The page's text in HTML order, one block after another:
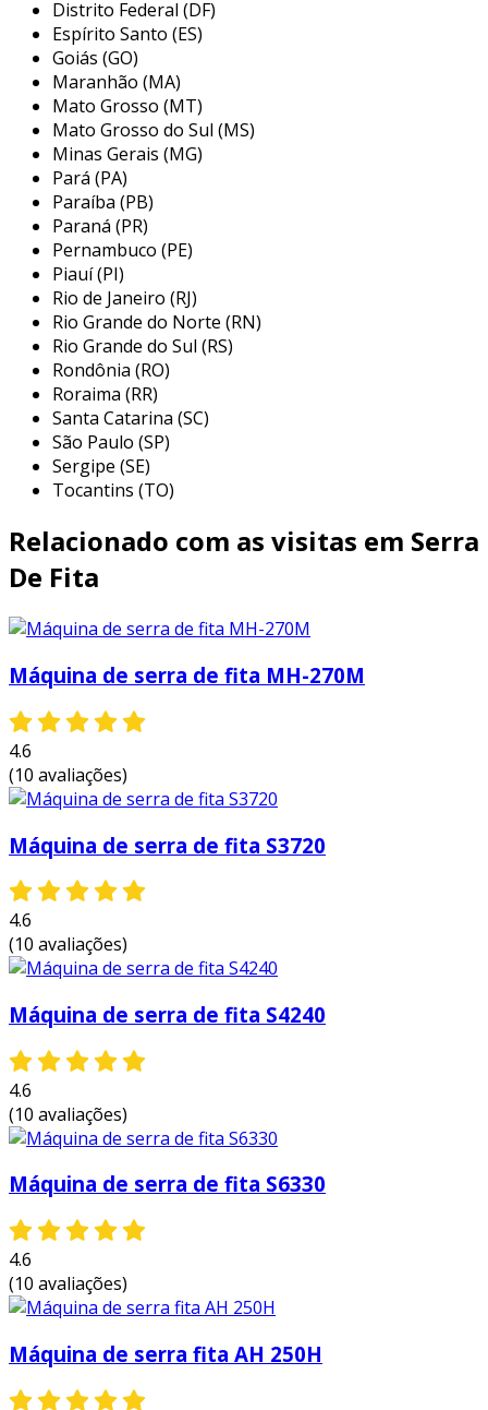
na indústria e na marcenaria.
principais aplicações da serra de fita
as serras de fita são utilizadas em uma ampla
gama de aplicações que exigem cortes
detalhados e precisos. desde o corte de
grandes chapas de madeira até a realização de
trabalhos artísticos, as possibilidades são
vastas. aqui estão algumas das principais
aplicações desse equipamento:
corte de madeira:ideal para criar peças
de mobiliário, esculturas e painéis,
permitindo cortes retos e curvos com
facilidade.
corte de metais:com lâminas específicas,
a serra de fita pode cortar aços, alumínios
e outros metais, sendo frequentemente
serralharia.
trabalhos de marcenaria:
madeiras de diferentes espessuras,
móveis e objetos decorativos.
corte de plásticos:
realizar cortes precisos em plásticos
rígidos e flexíveis, garantindo
acabamentos de qualidade.
essas aplicações evidenciam a importância da
serra de fita em diversos setores, tornando-a
uma ferramenta essencial para profissionais
que precisam de cortes de qualidade e
eficiência.
vantagens e benefícios da serra de
fita
utilizar uma serra de fita traz uma série de
vantagens que podem otimizar o trabalho e
aumentar a produtividade. em comparação com
outras ferramentas de corte, a serra de fita se
destaca por sua eficácia em diversos aspectos.
aqui estão algumas das principais vantagens:
precisão nos cortes:
minimizando desperdícios de material e
melhorando o acabamento final.
lâminas para diferentes tipos de materiais
e estilos de corte, tornando essa
Distrito Federal (DF)
Espírito Santo (ES)
Goiás (GO)
Maranhão (MA)
Mato Grosso (MT)
Mato Grosso do Sul (MS)
Minas Gerais (MG)
Pará (PA)
Paraíba (PB)
Paraná (PR)
Pernambuco (PE)
Piauí (PI)
Rio de Janeiro (RJ)
Rio Grande do Norte (RN)
Rio Grande do Sul (RS)
Rondônia (RO)
Roraima (RR)
Santa Catarina (SC)
São Paulo (SP)
Sergipe (SE)
Tocantins (TO)
Relacionado com as visitas em Serra
De Fita
Máquina de serra de fita MH-270M
4.6
(10 avaliações)
Máquina de serra de fita S3720
4.6
(10 avaliações)
Máquina de serra de fita S4240
4.6
(10 avaliações)
Máquina de serra de fita S6330
4.6
(10 avaliações)
Máquina de serra fita AH 250H